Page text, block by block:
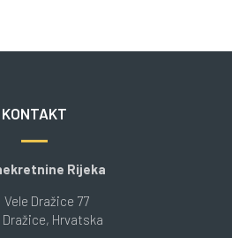
KONTAKT
Rijeka
Vele Dražice 77
Dražice, Hrvatska